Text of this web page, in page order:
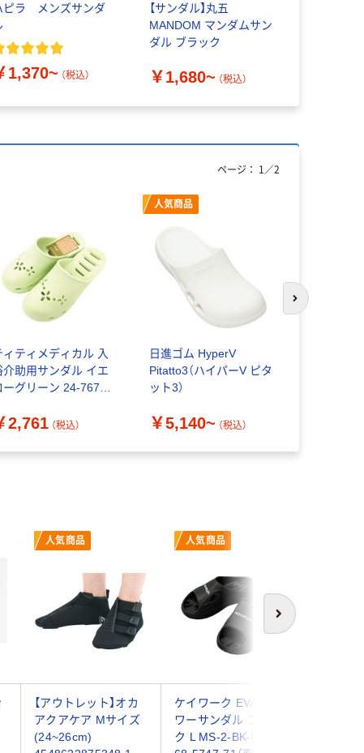
ピラ メンズサンダ
1,370~ （税込）
【サンダル】丸五
MANDOM マンダムサン
ダル ブラック
￥1,680~ （税込）
ィティメディカル 入
介助用サンダル イエ
ーグリーン 24-7677-
療用 ナース（直送
2,761 （税込）
人気商品
日進ゴム HyperV
Pitatto3（ハイパーV ピタ
ット3）
￥5,140~ （税込）
ページ： 1 ／2
次のスライド
次へ
人気商品 人気商品
【アウトレット】オカ
アクアケア Mサイズ
(24~26cm)
ケイワーク EVAシャ
ワーサンダル ブラッ
ク L MS-2-BK-L 1足